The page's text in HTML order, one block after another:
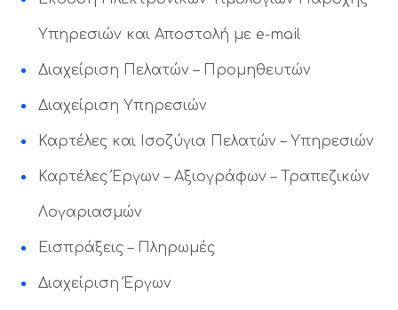
Υπηρεσιών και Αποστολή με e-mail
Διαχείριση Πελατών – Προμηθευτών
Διαχείριση Υπηρεσιών
Καρτέλες και Ισοζύγια Πελατών – Υπηρεσιών
Καρτέλες Έργων – Αξιογράφων – Τραπεζικών
Λογαριασμών
Εισπράξεις – Πληρωμές
Διαχείριση Έργων